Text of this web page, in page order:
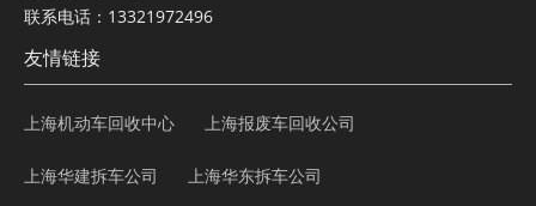
联系电话：13321972496
友情链接
上海机动车回收中心 上海报废车回收公司
上海华建拆车公司 上海华东拆车公司